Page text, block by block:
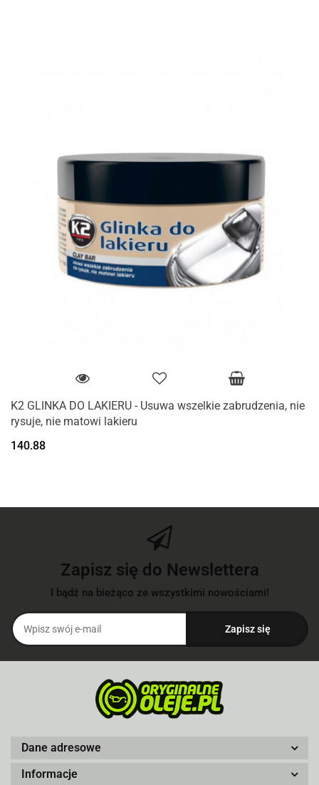
K2 GLINKA DO LAKIERU - Usuwa wszelkie zabrudzenia, nie
rysuje, nie matowi lakieru
140.88
Zapisz się do Newslettera
I bądź na bieżąco ze wszystkimi nowościami!
Dane adresowe
Informacje